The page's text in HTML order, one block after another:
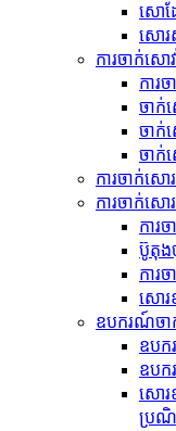
សោដ
សោរ
ការចាក់សោ
ការ
ចាក់ស
ចាក់
ចាក់
ការចាក់សោ
ការចាក់ស
ការ
ប៊ូតុង
ការ
សោរ​
ឧបករណ៍​ច
ឧបក
ឧបក
សោរ​
ប្រ